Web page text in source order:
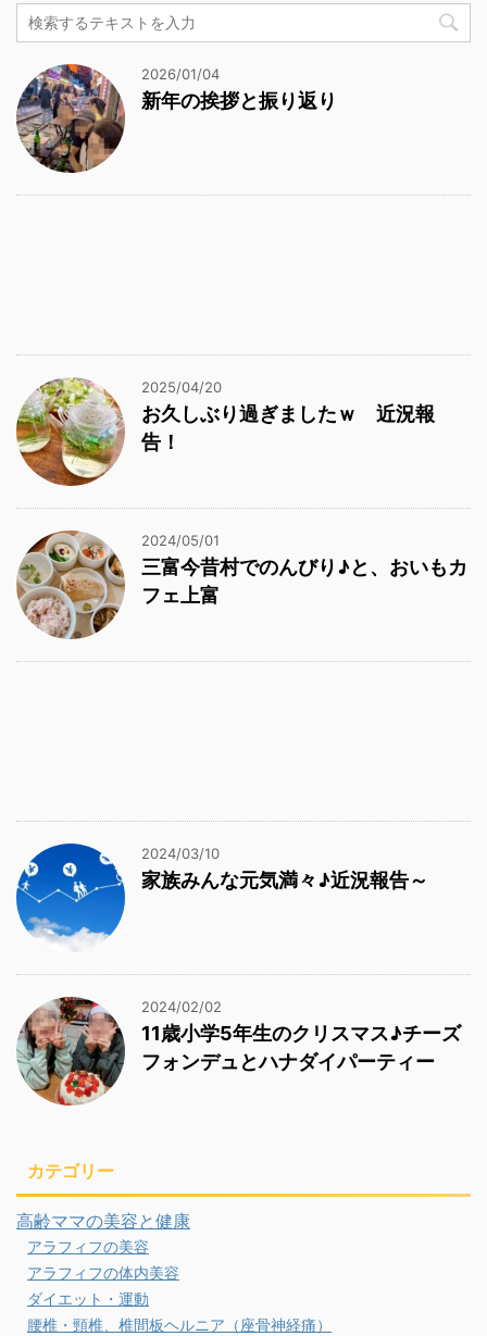
2026/01/04
新年の挨拶と振り返り
2025/04/20
お久しぶり過ぎましたｗ 近況報
告！
2024/05/01
三富今昔村でのんびり♪と、おいもカ
フェ上富
2024/03/10
家族みんな元気満々♪近況報告～
2024/02/02
11歳小学5年生のクリスマス♪チーズ
フォンデュとハナダイパーティー
カテゴリー
高齢ママの美容と健康
アラフィフの美容
アラフィフの体内美容
ダイエット・運動
腰椎・頸椎、椎間板ヘルニア（座骨神経痛）